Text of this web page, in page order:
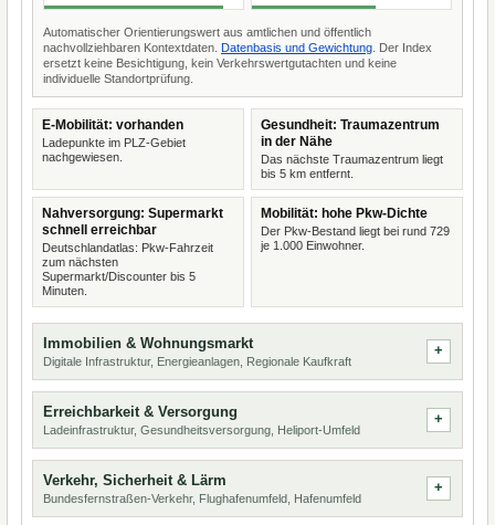
Automatischer Orientierungswert aus amtlichen und öffentlich
nachvollziehbaren Kontextdaten. Datenbasis und Gewichtung . Der Index
ersetzt keine Besichtigung, kein Verkehrswertgutachten und keine
individuelle Standortprüfung.
E-Mobilität: vorhanden
Ladepunkte im PLZ-Gebiet
nachgewiesen.
Gesundheit: Traumazentrum
in der Nähe
Das nächste Traumazentrum liegt
bis 5 km entfernt.
Nahversorgung: Supermarkt
schnell erreichbar
Deutschlandatlas: Pkw-Fahrzeit
zum nächsten
Supermarkt/Discounter bis 5
Minuten.
Mobilität: hohe Pkw-Dichte
Der Pkw-Bestand liegt bei rund 729
je 1.000 Einwohner.
Immobilien & Wohnungsmarkt
Digitale Infrastruktur, Energieanlagen, Regionale Kaufkraft
Erreichbarkeit & Versorgung
Ladeinfrastruktur, Gesundheitsversorgung, Heliport-Umfeld
Verkehr, Sicherheit & Lärm
Bundesfernstraßen-Verkehr, Flughafenumfeld, Hafenumfeld